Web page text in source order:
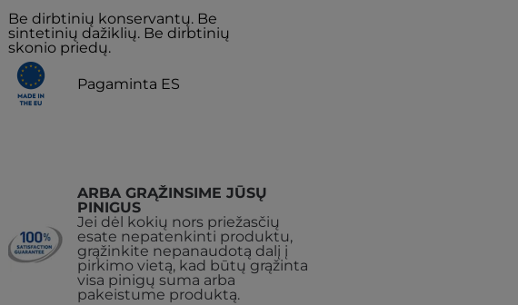
Be dirbtinių konservantų. Be
sintetinių dažiklių. Be dirbtinių
skonio priedų.
Pagaminta ES
ARBA GRĄŽINSIME JŪSŲ
PINIGUS
Jei dėl kokių nors priežasčių
esate nepatenkinti produktu,
grąžinkite nepanaudotą dalį į
pirkimo vietą, kad būtų grąžinta
visa pinigų suma arba
pakeistume produktą.